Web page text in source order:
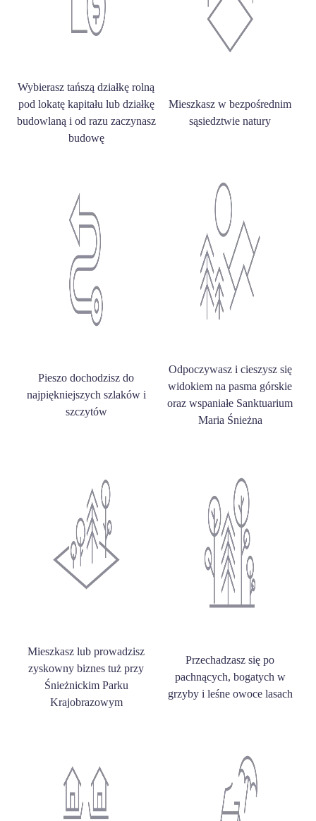
Wybierasz tańszą działkę rolną
pod lokatę kapitału lub działkę
budowlaną i od razu zaczynasz
budowę
Mieszkasz w bezpośrednim
sąsiedztwie natury
Pieszo dochodzisz do
najpiękniejszych szlaków i
szczytów
Odpoczywasz i cieszysz się
widokiem na pasma górskie
oraz wspaniałe Sanktuarium
Maria Śnieżna
Mieszkasz lub prowadzisz
zyskowny biznes tuż przy
Śnieżnickim Parku
Krajobrazowym
Przechadzasz się po
pachnących, bogatych w
grzyby i leśne owoce lasach